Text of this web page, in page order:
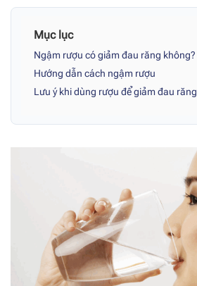
Mục lục
Ngậm rượu có giảm đau răng không?
Hướng dẫn cách ngậm rượu
Lưu ý khi dùng rượu để giảm đau răng